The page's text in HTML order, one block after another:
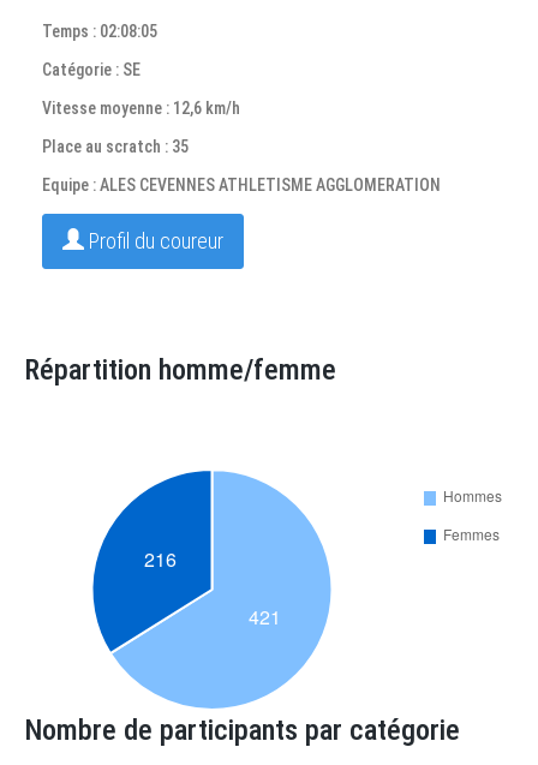
Temps : 02:08:05
Catégorie : SE
Vitesse moyenne : 12,6 km/h
Place au scratch : 35
Equipe : ALES CEVENNES ATHLETISME AGGLOMERATION
Profil du coureur
Répartition homme/femme
Nombre de participants par catégorie